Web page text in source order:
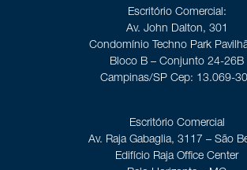
Escritório Comercial:
Av. John Dalton, 301
Condomínio Techno Park
Bloco B – Conjunto 24-26B
Campinas/SP Cep: 13.069-
Escritório Comercial
Av. Raja Gabaglia, 3117 – São
Edifício Raja Office Center